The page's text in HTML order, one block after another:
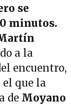
se
minutos.
a la
encuentro,
el que la
de Moyano